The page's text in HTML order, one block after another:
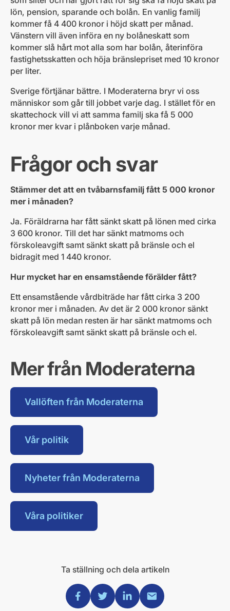
lön, pension, sparande och bolån. En vanlig familj
kommer få 4 400 kronor i höjd skatt per månad.
Vänstern vill även införa en ny bolåneskatt som
kommer slå hårt mot alla som har bolån, återinföra
fastighetsskatten och höja bränslepriset med 10 kronor
per liter.
Sverige förtjänar bättre. I Moderaterna bryr vi oss
människor som går till jobbet varje dag. I stället för en
skattechock vill vi att samma familj ska få 5 000
kronor mer kvar i plånboken varje månad.
Frågor och svar
Stämmer det att en tvåbarnsfamilj fått 5 000 kronor
mer i månaden?
Ja. Föräldrarna har fått sänkt skatt på lönen med cirka
3 600 kronor. Till det har sänkt matmoms och
förskoleavgift samt sänkt skatt på bränsle och el
bidragit med 1 440 kronor.
Hur mycket har en ensamstående förälder fått?
Ett ensamstående vårdbiträde har fått cirka 3 200
kronor mer i månaden. Av det är 2 000 kronor sänkt
skatt på lön medan resten är har sänkt matmoms och
förskoleavgift samt sänkt skatt på bränsle och el.
Mer från Moderaterna
Vallöften från Moderaterna
Vår politik
Nyheter från Moderaterna
Våra politiker
Ta ställning och dela artikeln
Dela via Facebook
Dela via Twitter
Dela via Linkedin
Dela via Mail